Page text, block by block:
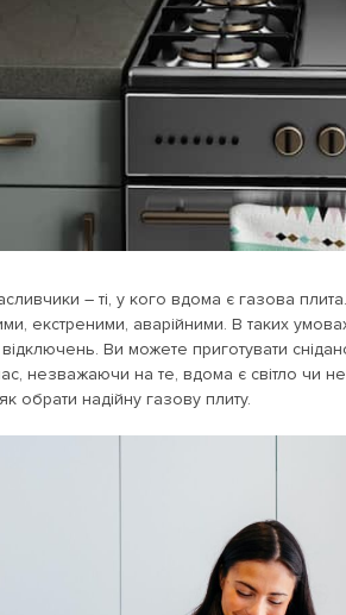
– ті, у кого вдома є газова
екстреними, аварійними. В таких
Ви можете приготувати
незважаючи на те, вдома є світло чи
обрати надійну газову плиту.